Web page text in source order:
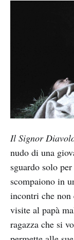
Il Signor
nudo di una
sguardo solo
scompaiono in
incontri che non
visite al papà
ragazza che si